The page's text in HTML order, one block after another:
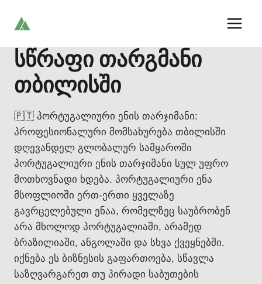
სწრაფი თარგმანი
თბილისში
🇵🇹 პორტუგალიური ენის თარჯიმანი:
პროფესიონალური მომსახურება თბილისში
დღევანდელ გლობალურ სამყაროში
პორტუგალიური ენის თარჯიმანი სულ უფრო
მოთხოვნადი ხდება. პორტუგალიური ენა
მსოფლიოში ერთ-ერთი ყველაზე
გავრცელებული ენაა, რომელზეც საუბრობენ
არა მხოლოდ პორტუგალიაში, არამედ
ბრაზილიაში, ანგოლაში და სხვა ქვეყნებში.
იქნება ეს ბიზნესის გაფართოება, სწავლა
საზღვარგარეთ თუ პირადი საბუთების